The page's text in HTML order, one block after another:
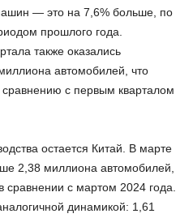
— это на 7,6% больше, по
прошлого года.
также оказались
автомобилей, что
сравнению с первым кварталом
остается Китай. В марте
2,38 миллиона автомобилей,
сравнении с мартом 2024 года.
динамикой: 1,61